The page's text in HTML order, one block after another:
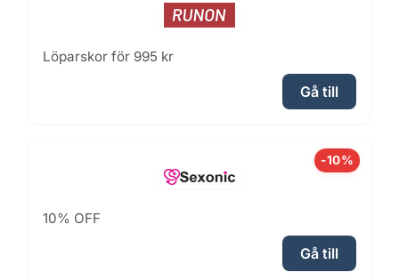
Löparskor för 995 kr
Gå till
-10%
10% OFF
Gå till